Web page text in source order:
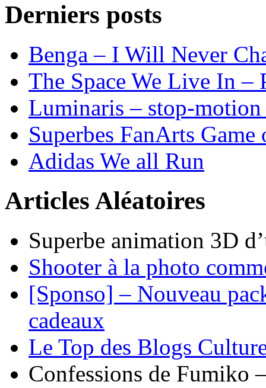
Derniers posts
Benga – I Will Never
The Space We Live In –
Luminaris – stop-
Superbes FanArts Game
Adidas We all Run
Articles Aléatoires
Superbe animation 3D
Shooter à la photo
[Sponso] – Nouveau
cadeaux
Le Top des Blogs
Confessions de Fumiko